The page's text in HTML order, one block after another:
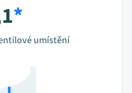
*
umístění